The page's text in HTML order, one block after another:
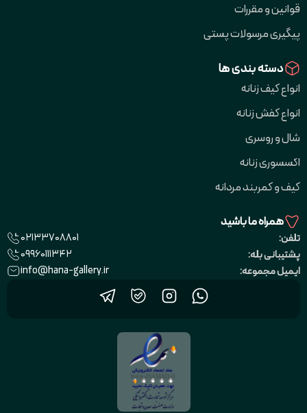
قوانین و مقررات
پیگیری مرسولات پستی
دسته بندی ها
انواع کیف زنانه
انواع کفش زنانه
شال و روسری
اکسسوری زنانه
کیف و کمربند مردانه
همراه ما باشید
تلفن:
02133708801
پشتیبانی بله:
09960111342
ایمیل مجموعه:
info@hana-gallery.ir